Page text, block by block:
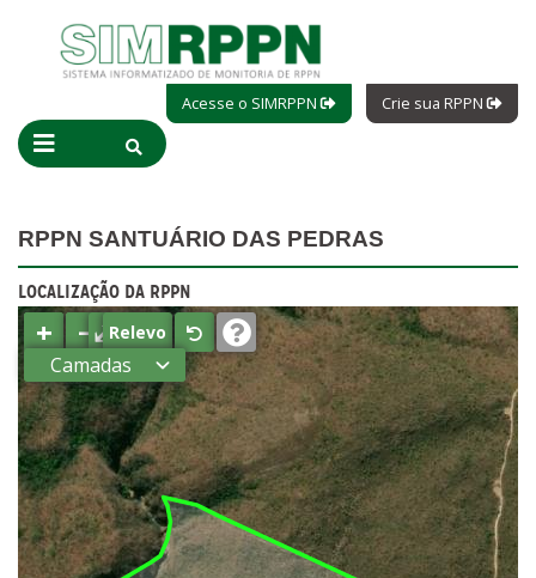
Acesse o SIMRPPN Crie sua RPPN
RPPN SANTUÁRIO DAS PEDRAS
LOCALIZAÇÃO DA RPPN
+ −⤢Relevo
Camadas
Estados
Municípios
Terras
indígenas
(FUNAI)
UC Federal